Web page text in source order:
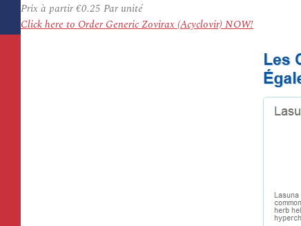
Prix à partir€0.25 Par unité
Click here to Order Generic Zovirax (Acyclovir) NOW!